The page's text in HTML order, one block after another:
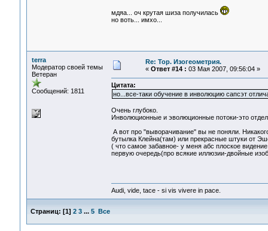
мдяа... оч крутая шиза получилась
но воть... имхо...
terra
Модератор своей темы
Ветеран
Сообщений: 1811
Re: Тор. Изогеометрия.
« Ответ #14 : 03 Мая 2007, 09:56:04 »
Цитата:
но...все-таки обучение в инволюцию сапсэт
Очень глубоко.
Инволюционные и эволюционные потоки-это
А вот про "выворачивание" вы не поняли.
бутылка Клейна(там) или прекрасные штуки от
( что самое забавное- у меня абс плоское
первую очередь(про всякие иллюзии-двойные
Audi, vide, tace - si vis vivere in pace.
Страниц: [1] 2 3 ... 5 Все